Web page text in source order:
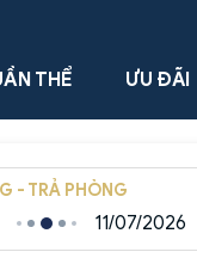
THỂ ƯU ĐÃI
- TRẢ PHÒNG
11/07/2026